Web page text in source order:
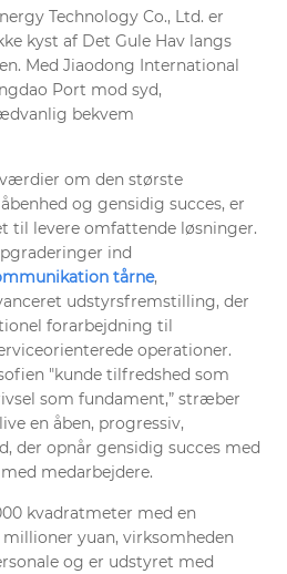
Technology Co., Ltd. er
kyst af Det Gule Hav langs
Med Jiaodong International
Port mod syd,
bekvem
om den største
og gensidig succes, er
til levere omfattende løsninger.
ind
tårne,
udstyrsfremstilling, der
forarbejdning til
operationer.
"kunde tilfredshed som
som fundament,” stræber
en åben, progressiv,
der opnår gensidig succes med
medarbejdere.
kvadratmeter med en
yuan, virksomheden
og er udstyret med